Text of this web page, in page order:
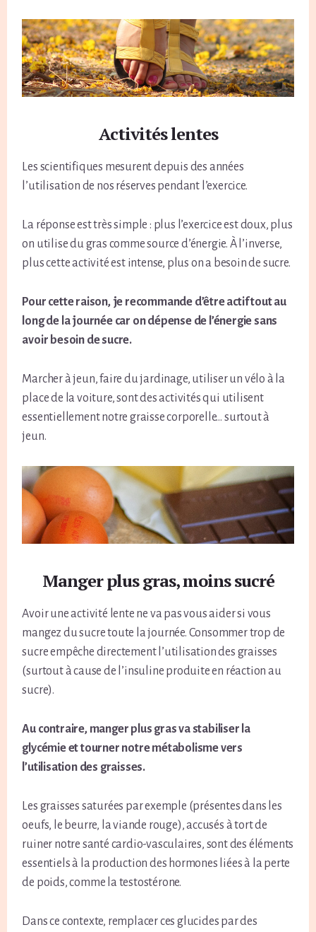
Activités lentes
Les scientifiques mesurent depuis des années
l’utilisation de nos réserves pendant l’exercice.
La réponse est très simple : plus l’exercice est doux, plus
on utilise du gras comme source d’énergie. À l’inverse,
plus cette activité est intense, plus on a besoin de sucre.
Pour cette raison, je recommande d’être actif tout au
long de la journée car on dépense de l’énergie sans
avoir besoin de sucre.
Marcher à jeun, faire du jardinage, utiliser un vélo à la
place de la voiture, sont des activités qui utilisent
essentiellement notre graisse corporelle… surtout à
jeun.
Manger plus gras, moins sucré
Avoir une activité lente ne va pas vous aider si vous
mangez du sucre toute la journée. Consommer trop de
sucre empêche directement l’utilisation des graisses
(surtout à cause de l’insuline produite en réaction au
sucre).
Au contraire, manger plus gras va stabiliser la
glycémie et tourner notre métabolisme vers
l’utilisation des graisses.
Les graisses saturées par exemple (présentes dans les
oeufs, le beurre, la viande rouge), accusés à tort de
ruiner notre santé cardio-vasculaires, sont des éléments
essentiels à la production des hormones liées à la perte
de poids, comme la testostérone.
Dans ce contexte, remplacer ces glucides par des